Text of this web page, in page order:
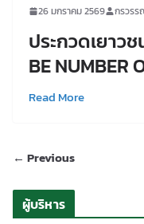
26 มกราคม 2569 กรวร
ประกวดเยาว
BE NUMBER
Read More
← Previous
ผู้บริหาร